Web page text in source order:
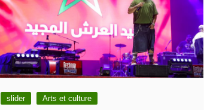
slider Arts et culture